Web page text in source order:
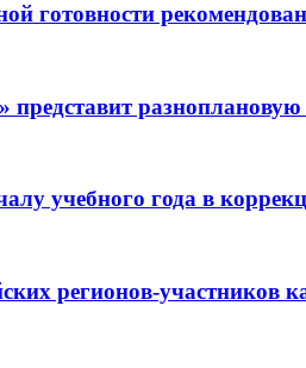
готовности
учебного года в
регионов-участников